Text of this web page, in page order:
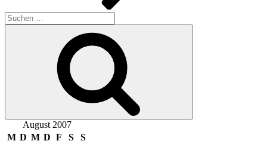
Suchen
nach:
August 2007
M D M D F S
S